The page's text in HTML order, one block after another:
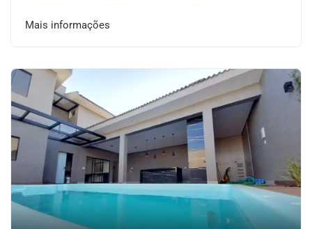
Mais informações